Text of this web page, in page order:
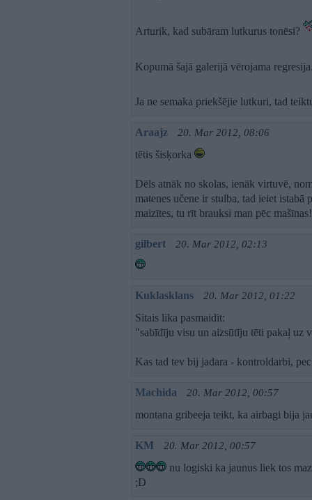
Arturik, kad subāram lutkurus tonēsi?
Kopumā šajā galerijā vērojama
Ja ne semaka priekšējie lutkuri, tad
Araajz 20. Mar 2012, 08:06
tētis šisķorka
Dēls atnāk no skolas, ienāk virtuvē,
matenes učene ir stulba, tad ieiet
maizītes, tu rīt brauksi man pēc
gilbert 20. Mar 2012, 02:13
Kuklasklans 20. Mar 2012, 01:22
Sitais lika pasmaidit:
"sabīdīju visu un aizsūtīju tēti pakaļ uz
Kas tad tev bij jadara - kontroldarbi,
Machida 20. Mar 2012, 00:57
montana gribeeja teikt, ka airbagi bija
KM 20. Mar 2012, 00:57
nu logiski ka jaunus liek tos
;D